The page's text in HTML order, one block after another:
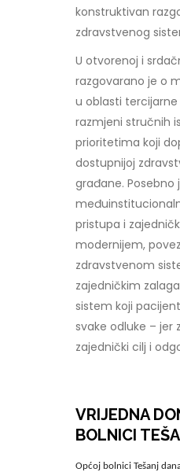
konstruktivan
zdravstvenog
U otvorenoj i
razgovarano je o
u oblasti
razmjeni stručnih
prioritetima koji
dostupnijoj
građane.
pristupa i
modernijem,
zdravstvenom
zajedničkim
sistem koji
svake odluke – jer
zajednički cilj i
VRIJEDNA
BOLNICI
Općoj bolnici Tešanj